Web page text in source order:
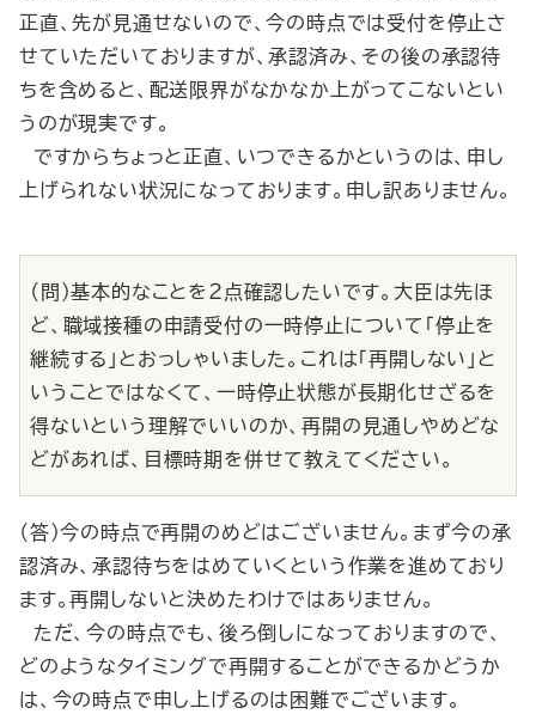
正直、先が見通せないので、今の時点では受付を停止さ
せていただいておりますが、承認済み、その後の承認待
ちを含めると、配送限界がなかなか上がってこないとい
うのが現実です。
ですからちょっと正直、いつできるかというのは、申し
上げられない状況になっております。申し訳ありません。
（問）基本的なことを２点確認したいです。大臣は先ほ
ど、職域接種の申請受付の一時停止について「停止を
継続する」とおっしゃいました。これは「再開しない」と
いうことではなくて、一時停止状態が長期化せざるを
得ないという理解でいいのか、再開の見通しやめどな
どがあれば、目標時期を併せて教えてください。
（答）今の時点で再開のめどはございません。まず今の承
認済み、承認待ちをはめていくという作業を進めており
ます。再開しないと決めたわけではありません。
ただ、今の時点でも、後ろ倒しになっておりますので、
どのようなタイミングで再開することができるかどうか
は、今の時点で申し上げるのは困難でございます。